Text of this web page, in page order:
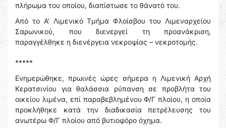
πλήρωμα του οποίου, διαπίστωσε το θάνατό του.
Από το Α' Λιμενικό Τμήμα Φλοίσβου του Λιμεναρχείου
Σαρωνικού, που διενεργεί τη προανάκριση,
παραγγέλθηκε η διενέργεια νεκροψίας – νεκροτομής.
*****
Ενημερώθηκε, πρωινές ώρες σήμερα η Λιμενική Αρχή
Κερατσινίου για θαλάσσια ρύπανση σε προβλήτα του
οικείου λιμένα, επί παραβεβλημένου Φ/Γ πλοίου, η οποία
προκλήθηκε κατά την διαδικασία πετρέλευσης του
ανωτέρω Φ/Γ πλοίου από βυτιοφόρο όχημα.